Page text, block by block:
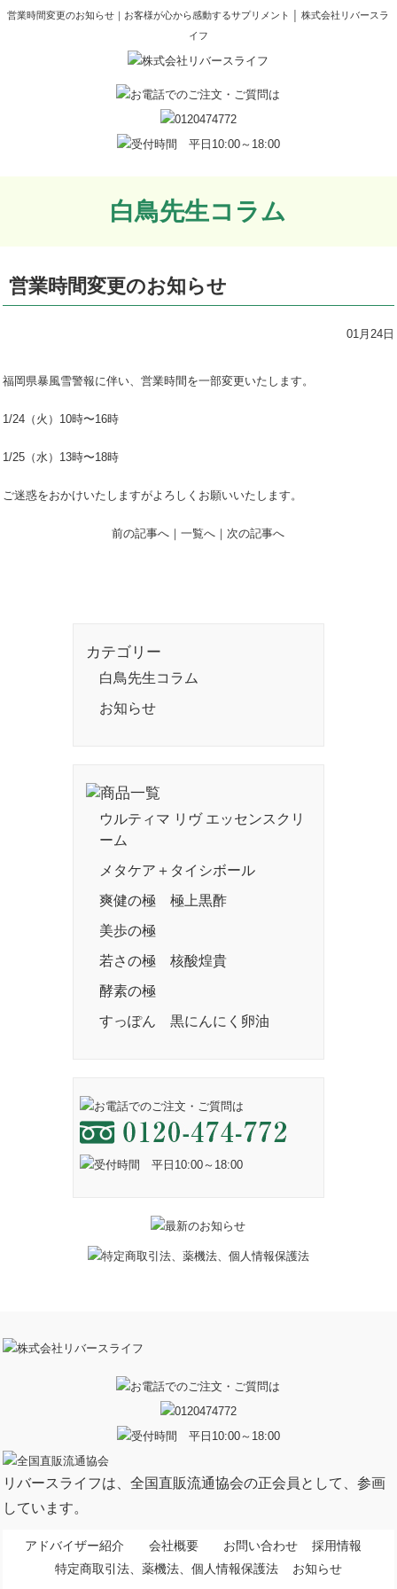
営業時間変更のお知らせ｜お客様が心から感動するサプリメント │ 株式会社リバースラ
イフ
白鳥先生コラム
営業時間変更のお知らせ
01月24日
福岡県暴風雪警報に伴い、営業時間を一部変更いたします。
1/24（火）10時〜16時
1/25（水）13時〜18時
ご迷惑をおかけいたしますがよろしくお願いいたします。
前の記事へ ｜一覧へ ｜ 次の記事へ
カテゴリー
白鳥先生コラム
お知らせ
ウルティマ リヴ エッセンスクリ
ーム
メタケア＋タイシボール
爽健の極 極上黒酢
美歩の極
若さの極 核酸煌貴
酵素の極
すっぽん 黒にんにく卵油
リバースライフは、全国直販流通協会の正会員として、参画
しています。
アドバイザー紹介 会社概要 お問い合わせ
採用情報
特定商取引法、薬機法、個人情報保護法
お知らせ